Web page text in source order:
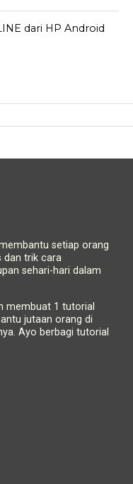
dari HP Android
setiap orang
dan trik cara
sehari-hari dalam
membuat 1 tutorial
jutaan orang di
Ayo berbagi tutorial